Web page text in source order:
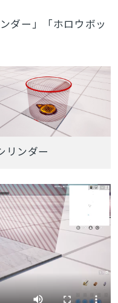
ダー」「ホロウボッ
リンダー